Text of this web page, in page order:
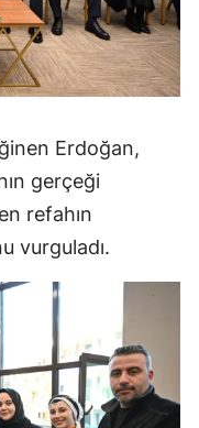
Erdoğan,
gerçeği
refahın
vurguladı.